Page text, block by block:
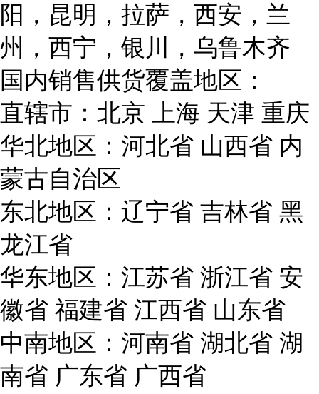
阳，昆明，拉萨，西安，兰
州，西宁，银川，乌鲁木齐
国内销售供货覆盖地区：
直辖市：北京 上海 天津 重庆
华北地区：河北省 山西省 内
蒙古自治区
东北地区：辽宁省 吉林省 黑
龙江省
华东地区：江苏省 浙江省 安
徽省 福建省 江西省 山东省
中南地区：河南省 湖北省 湖
南省 广东省 广西省